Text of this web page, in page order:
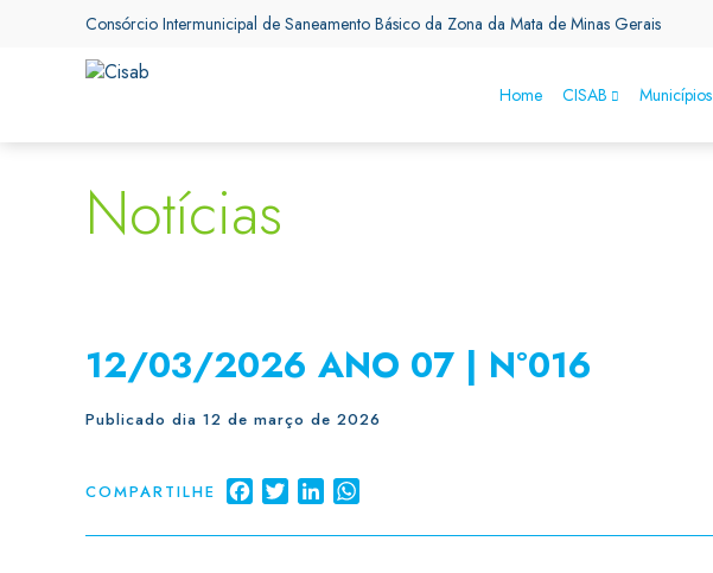
Consórcio Intermunicipal de Saneamento Básico da Zona da Mata de Minas Gerais
Home CISAB Municípios
Notícias
12/03/2026 ANO 07 | N°016
Publicado dia 12 de março de 2026
COMPARTILHE FacebookTwitterLinkedIn